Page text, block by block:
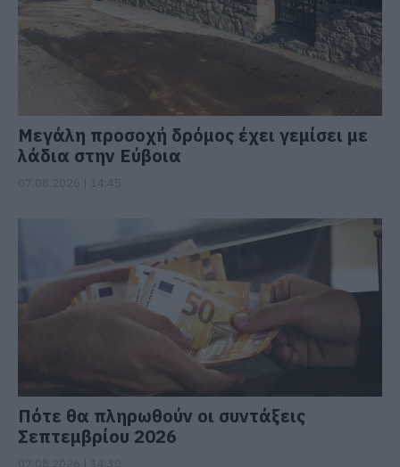
Μεγάλη προσοχή δρόμος έχει γεμίσει με
λάδια στην Εύβοια
Πότε θα πληρωθούν οι συντάξεις
Σεπτεμβρίου 2026